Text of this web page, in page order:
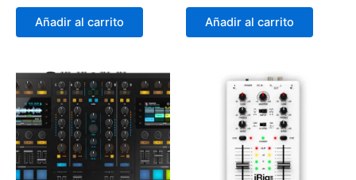
Añadir al carrito Añadir al carrito